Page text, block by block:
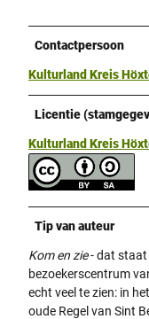
Contactpersoon
Kulturland Kreis
Licentie
Kulturland Kreis
Tip van auteur
Kom en zie- dat staat
bezoekerscentrum
echt veel te zien: in
oude Regel van Sint